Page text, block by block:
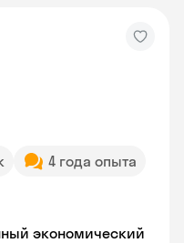
4 года опыта
экономический